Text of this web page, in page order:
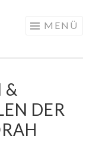
MENÜ
&
DER